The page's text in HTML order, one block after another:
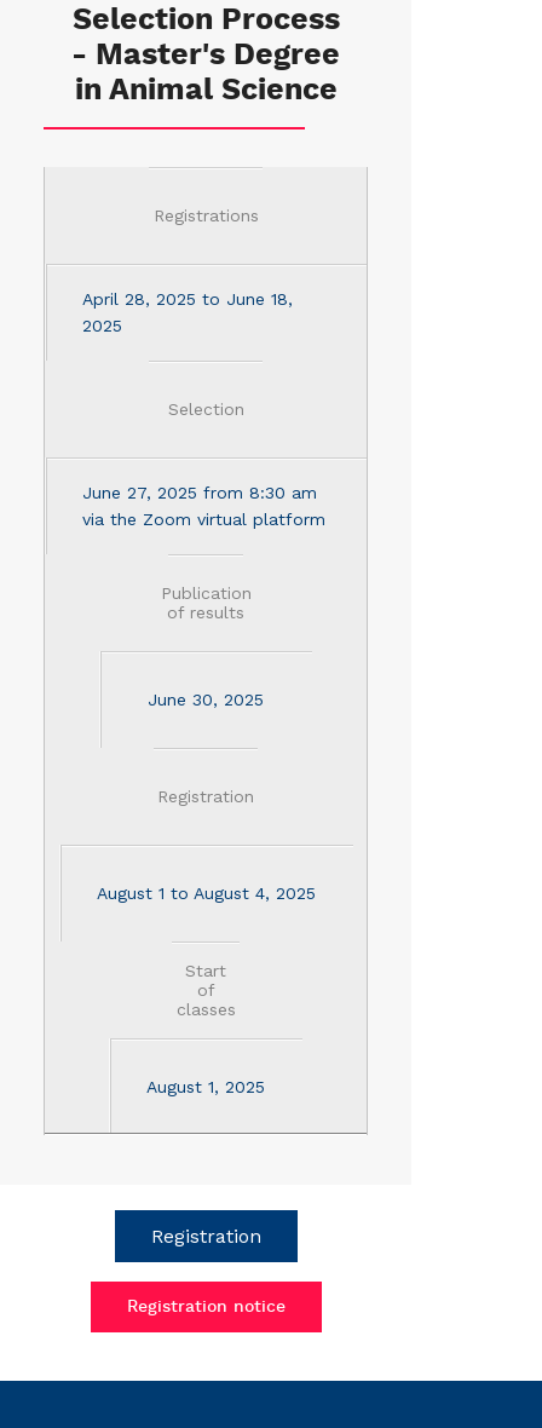
Selection Process
- Master's Degree
in Animal Science
Registrations
April 28, 2025 to June 18,
2025
Selection
June 27, 2025 from 8:30 am
via the Zoom virtual platform
Publication
of results
June 30, 2025
Registration
August 1 to August 4, 2025
Start
of
classes
August 1, 2025
Registration
Registration notice